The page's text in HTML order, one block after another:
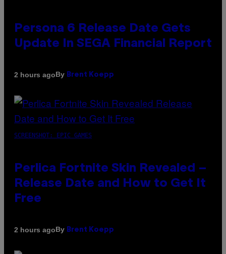
Persona 6 Release Date Gets
Update In SEGA Financial Report
2 hours agoBy Brent Koepp
SCREENSHOT: EPIC GAMES
Perlica Fortnite Skin Revealed –
Release Date and How to Get It
Free
2 hours agoBy Brent Koepp